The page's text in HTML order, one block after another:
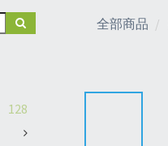
128
全部商品